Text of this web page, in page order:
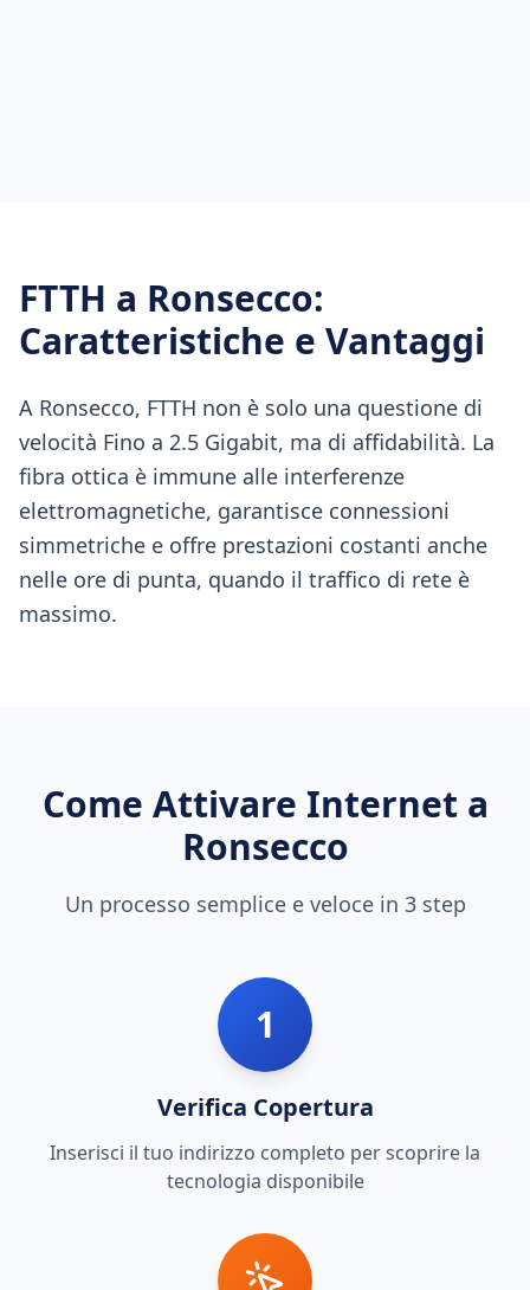
FTTH a Ronsecco:
Caratteristiche e Vantaggi
A Ronsecco, FTTH non è solo una questione di
velocità Fino a 2.5 Gigabit, ma di affidabilità. La
fibra ottica è immune alle interferenze
elettromagnetiche, garantisce connessioni
simmetriche e offre prestazioni costanti anche
nelle ore di punta, quando il traffico di rete è
massimo.
Come Attivare Internet a
Ronsecco
Un processo semplice e veloce in 3 step
1
Verifica Copertura
Inserisci il tuo indirizzo completo per scoprire la
tecnologia disponibile